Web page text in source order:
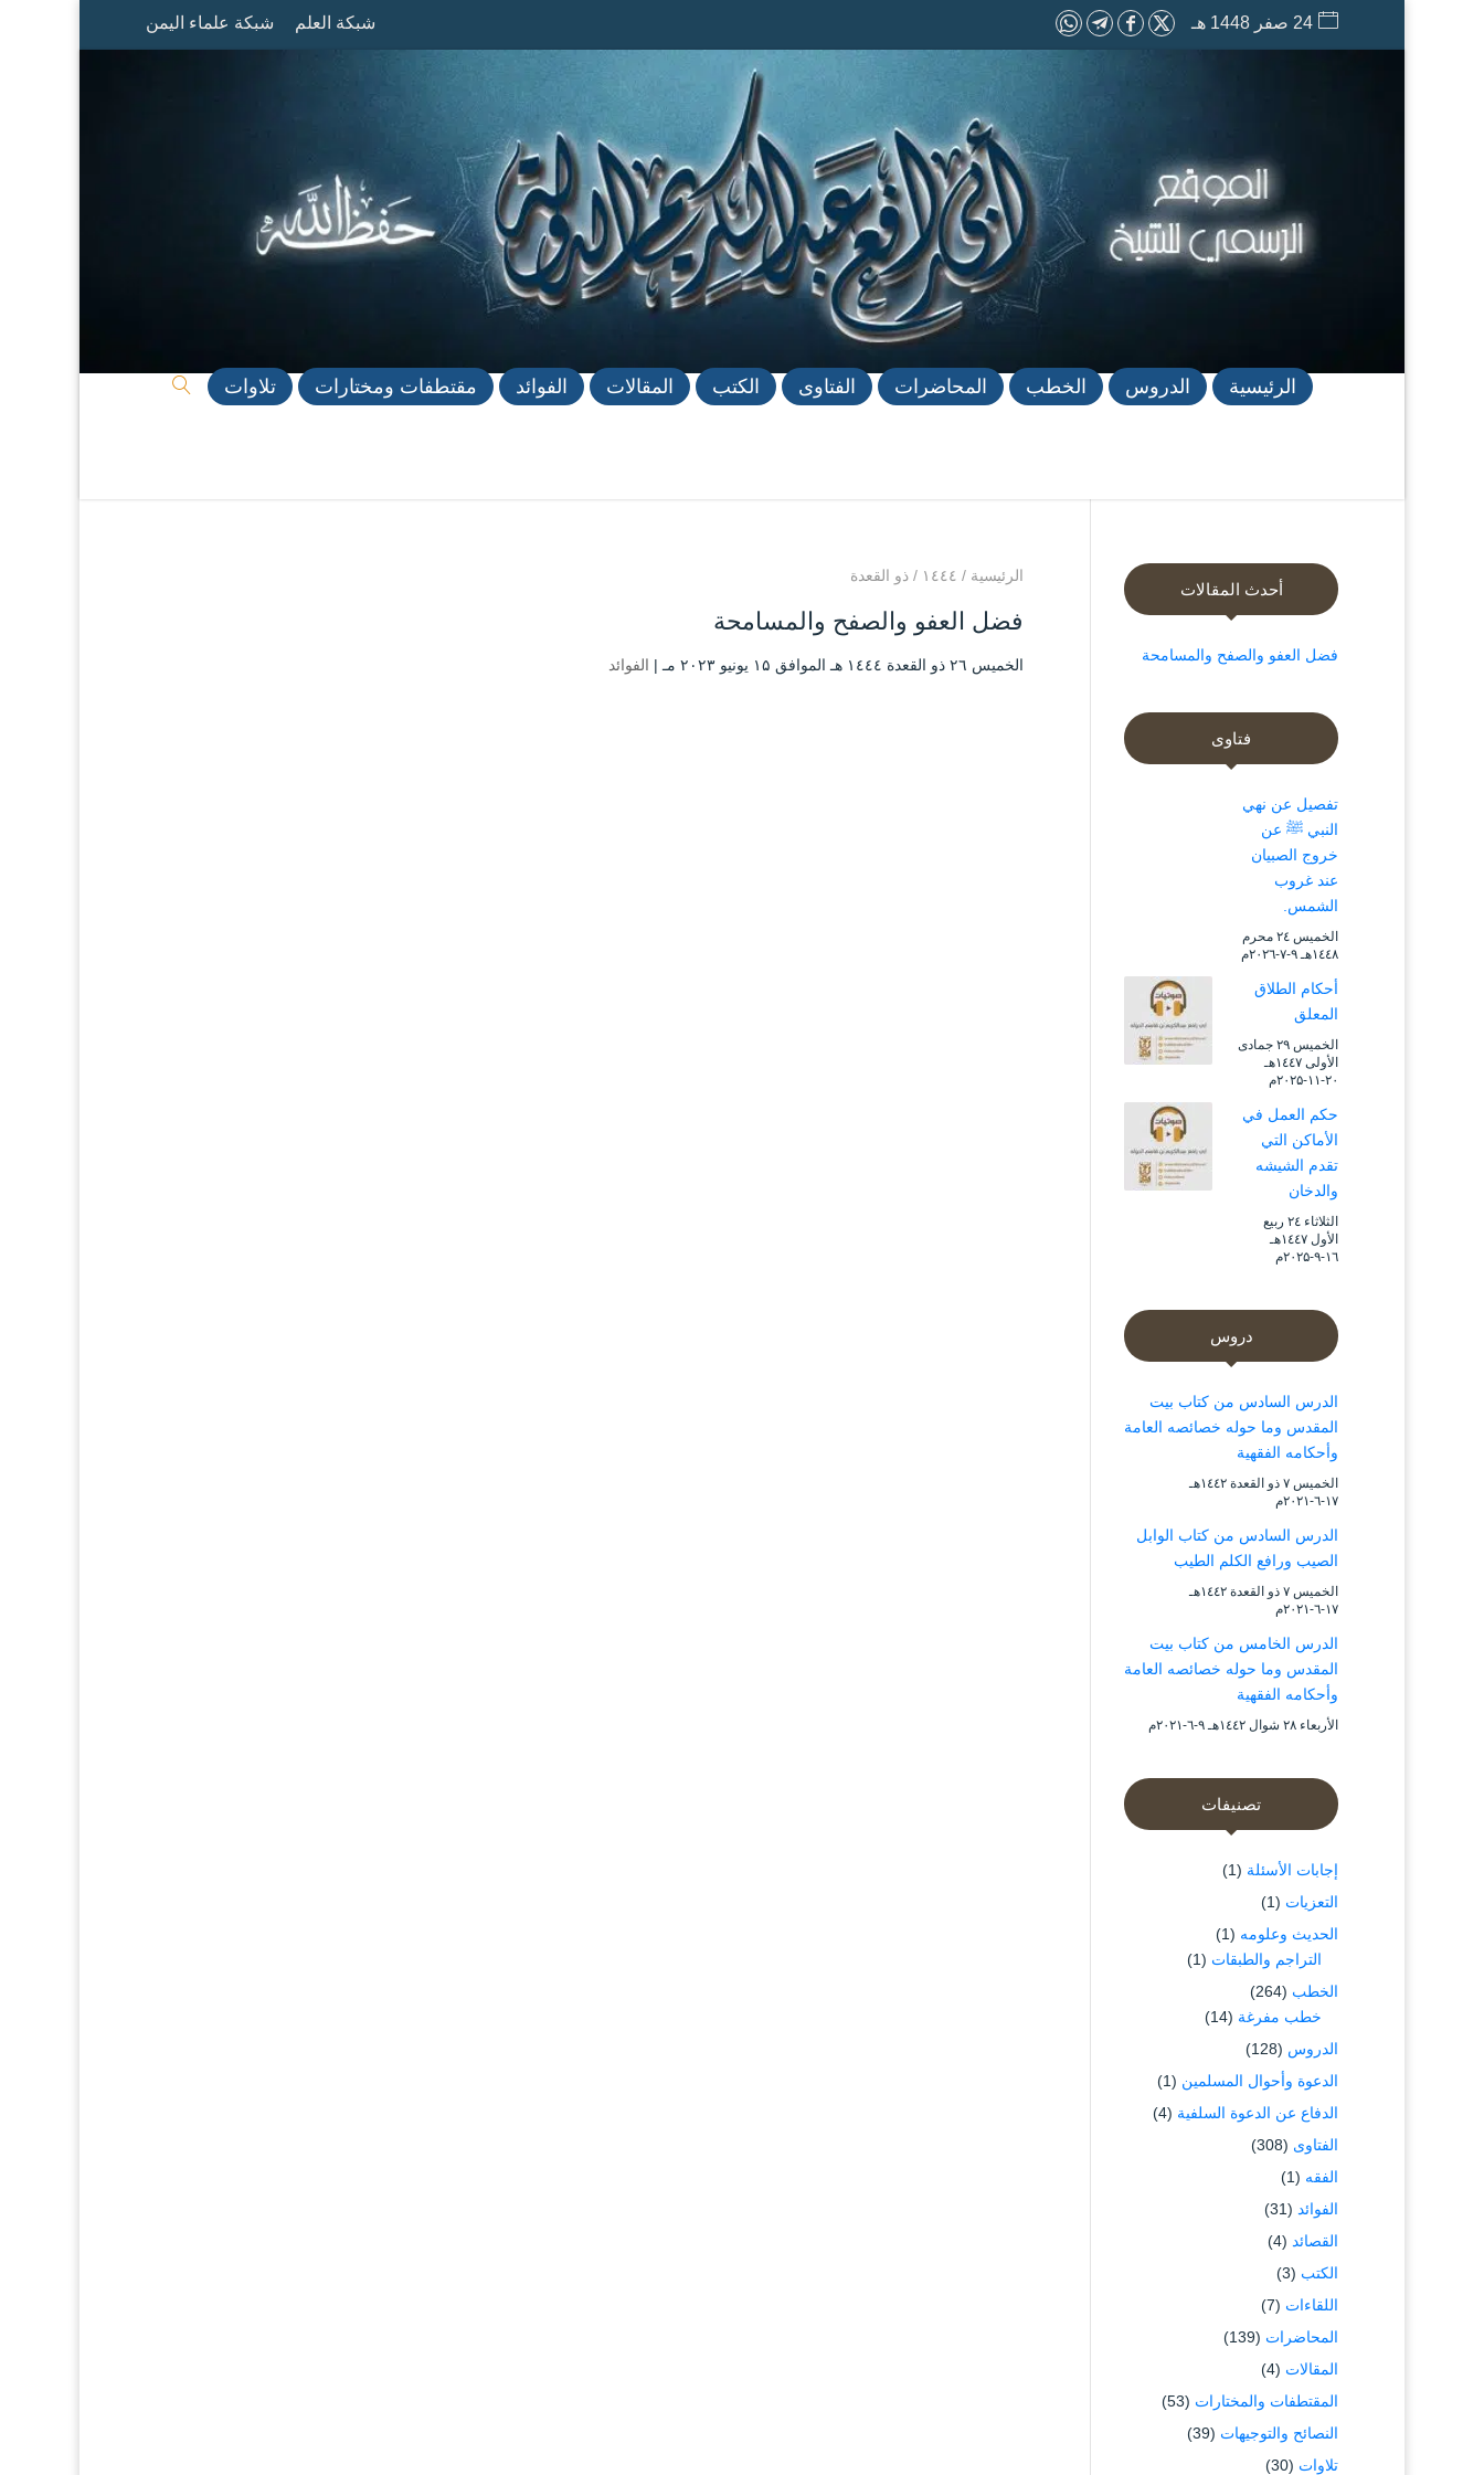
24 صفر 1448 هـ شبكة العلم شبكة علماء اليمن
الرئيسية الدروس الخطب المحاضرات الفتاوى الكتب المقالات الفوائد مقتطفات ومختارات تلاوات
الرئيسية / ۱٤٤٤ / ذو القعدة
فضل العفو والصفح والمسامحة
الخميس ۲٦ ذو القعدة ۱٤٤٤ هـ الموافق ۱۵ يونيو ۲۰۲۳ مـ | الفوائد
أحدث المقالات
فضل العفو والصفح والمسامحة
فتاوى
تفصيل عن نهي
النبي ﷺ عن
خروج الصبيان
عند غروب
الشمس.
الخميس ۲٤ محرم
۱٤٤۸هـ ۹-۷-۲۰۲٦م
أحكام الطلاق
المعلق
الخميس ۲۹ جمادى
الأولى ۱٤٤۷هـ
۲۰-۱۱-۲۰۲۵م
حكم العمل في
الأماكن التي
تقدم الشيشه
والدخان
الثلاثاء ۲٤ ربيع
الأول ۱٤٤۷هـ
۱٦-۹-۲۰۲۵م
دروس
الدرس السادس من كتاب بيت
المقدس وما حوله خصائصه العامة
وأحكامه الفقهية
الخميس ۷ ذو القعدة ۱٤٤۲هـ
۱۷-٦-۲۰۲۱م
الدرس السادس من كتاب الوابل
الصيب ورافع الكلم الطيب
الخميس ۷ ذو القعدة ۱٤٤۲هـ
۱۷-٦-۲۰۲۱م
الدرس الخامس من كتاب بيت
المقدس وما حوله خصائصه العامة
وأحكامه الفقهية
الأربعاء ۲۸ شوال ۱٤٤۲هـ ۹-٦-۲۰۲۱م
تصنيفات
إجابات الأسئلة (1)
التعزيات (1)
الحديث وعلومه (1)
التراجم والطبقات (1)
الخطب (264)
خطب مفرغة (14)
الدروس (128)
الدعوة وأحوال المسلمين (1)
الدفاع عن الدعوة السلفية (4)
الفتاوى (308)
الفقه (1)
الفوائد (31)
القصائد (4)
الكتب (3)
اللقاءات (7)
المحاضرات (139)
المقالات (4)
المقتطفات والمختارات (53)
النصائح والتوجيهات (39)
تلاوات (30)